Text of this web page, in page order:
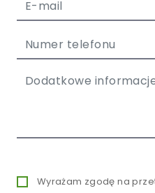
Wyrażam zgodę na